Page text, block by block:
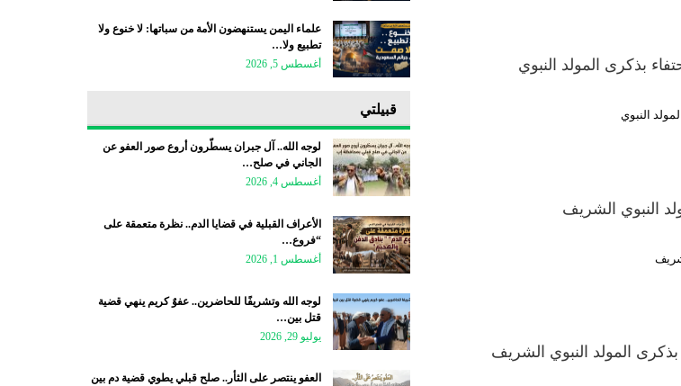
بذكرى المولد النبوي
النبوي
النبوي الشريف
المولد النبوي الشريف
علماء اليمن يستنهضون الأمة من سباتها: لا خنوع ولا
تطبيع ولا…
أغسطس 5, 2026
قبيلتي
لوجه الله.. آل جبران يسطّرون أروع صور العفو عن
الجاني في صلح…
أغسطس 4, 2026
الأعراف القبلية في قضايا الدم.. نظرة متعمقة على
“فروع…
أغسطس 1, 2026
لوجه الله وتشريفًا للحاضرين.. عفوٌ كريم ينهي قضية
قتل بين…
يوليو 29, 2026
العفو ينتصر على الثأر.. صلح قبلي يطوي قضية دم بين